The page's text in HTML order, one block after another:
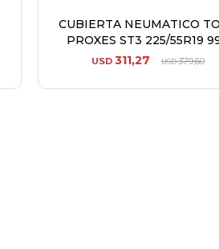
CUBIERTA NEUMATICO
PROXES ST3 225/55R19
USD 311,27 USD379,60